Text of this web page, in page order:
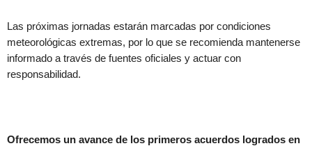
Las próximas jornadas estarán marcadas por condiciones
meteorológicas extremas, por lo que se recomienda mantenerse
informado a través de fuentes oficiales y actuar con
responsabilidad.
Ofrecemos un avance de los primeros acuerdos logrados en